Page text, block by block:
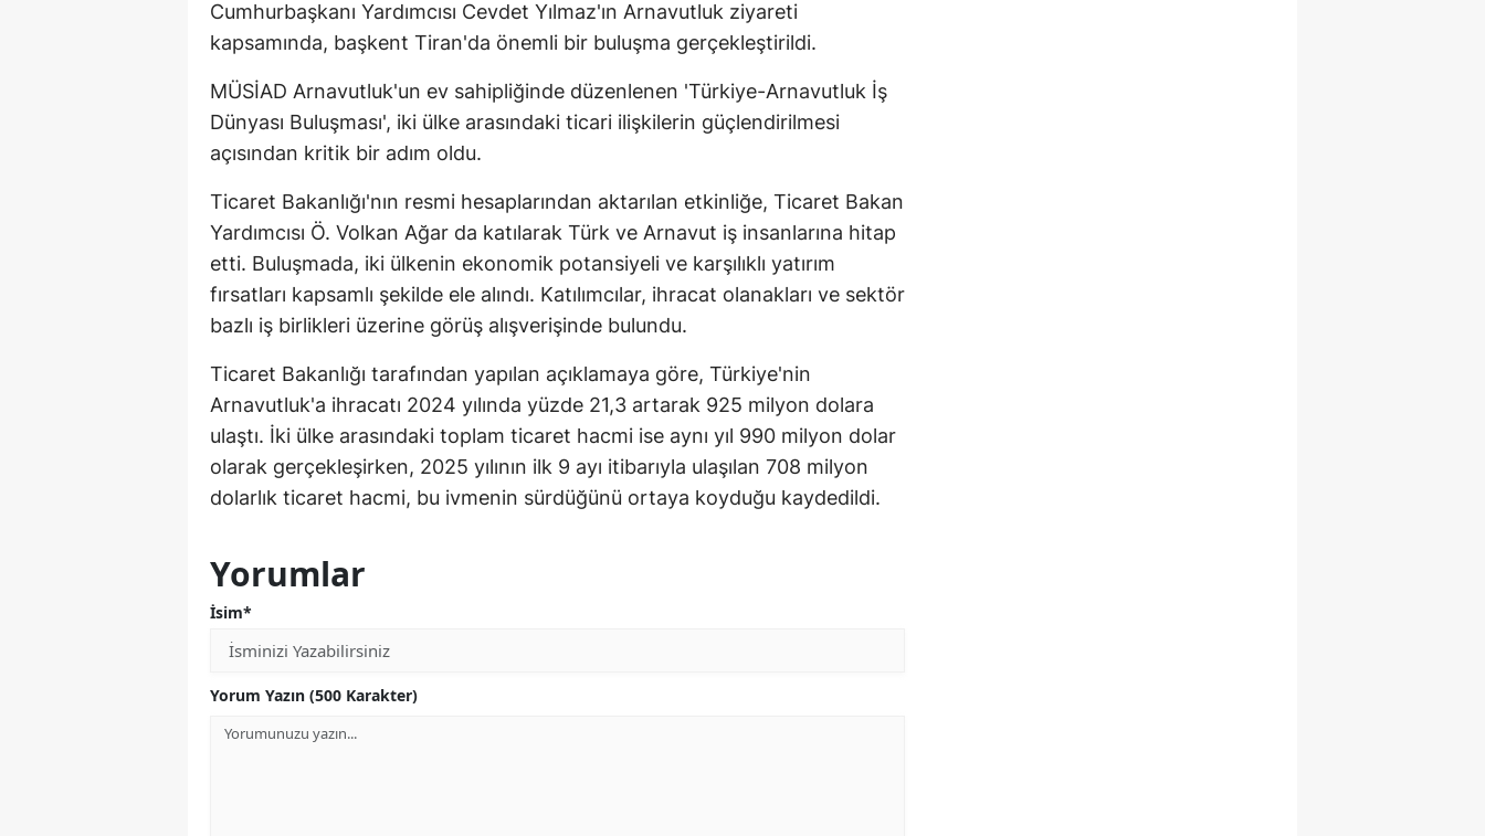
Cumhurbaşkanı Yardımcısı Cevdet Yılmaz'ın Arnavutluk ziyareti
kapsamında, başkent Tiran'da önemli bir buluşma gerçekleştirildi.
MÜSİAD Arnavutluk'un ev sahipliğinde düzenlenen 'Türkiye-Arnavutluk İş
Dünyası Buluşması', iki ülke arasındaki ticari ilişkilerin güçlendirilmesi
açısından kritik bir adım oldu.
Ticaret Bakanlığı'nın resmi hesaplarından aktarılan etkinliğe, Ticaret Bakan
Yardımcısı Ö. Volkan Ağar da katılarak Türk ve Arnavut iş insanlarına hitap
etti. Buluşmada, iki ülkenin ekonomik potansiyeli ve karşılıklı yatırım
fırsatları kapsamlı şekilde ele alındı. Katılımcılar, ihracat olanakları ve sektör
bazlı iş birlikleri üzerine görüş alışverişinde bulundu.
Ticaret Bakanlığı tarafından yapılan açıklamaya göre, Türkiye'nin
Arnavutluk'a ihracatı 2024 yılında yüzde 21,3 artarak 925 milyon dolara
ulaştı. İki ülke arasındaki toplam ticaret hacmi ise aynı yıl 990 milyon dolar
olarak gerçekleşirken, 2025 yılının ilk 9 ayı itibarıyla ulaşılan 708 milyon
dolarlık ticaret hacmi, bu ivmenin sürdüğünü ortaya koyduğu kaydedildi.
Yorumlar
İsim*
Yorum Yazın (500 Karakter)